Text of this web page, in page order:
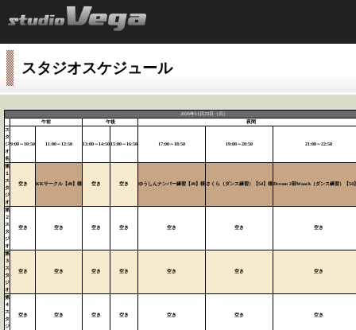
スタジオスケジュール
2026年11月23日（月）
午前
午後
夜間
ス
タ
ジ
オ
名
9:00～10:50 11:00～12:50 13:00～14:5015:00～16:50 17:00～18:50 19:00～20:50 21:00～22:50
第
１
ス
タ
ジ
オ
空き KKサークル【48】様 空き 空き ゆうしんナンバー練習【48】様 さくら（ダンス練習）【54】様 Dream 2部Waack（ダンス練習）【54
第
２
ス
タ
ジ
オ
空き 空き 空き 空き 空き 空き 空き
第
３
ス
タ
ジ
オ
空き 空き 空き 空き 空き 空き 空き
第
４
ス
タ
ジ
空き 空き 空き 空き 空き 空き 空き